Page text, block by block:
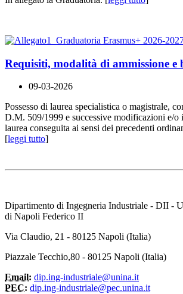
Requisiti, modalità di ammissione e
09-03-2026
Possesso di laurea specialistica o magistrale,
D.M. 509/1999 e successive modificazioni e/o
laurea conseguita ai sensi dei precedenti
[leggi tutto]
Dipartimento di Ingegneria Industriale - DII -
di Napoli Federico II
Via Claudio, 21 - 80125 Napoli (Italia)
Piazzale Tecchio,80 - 80125 Napoli (Italia)
Email: dip.ing-industriale@unina.it
PEC: dip.ing-industriale@pec.unina.it